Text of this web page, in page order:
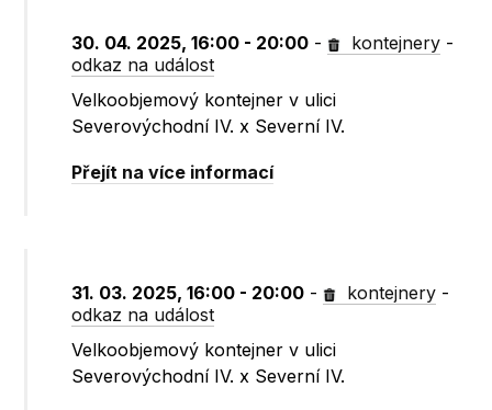
30. 04. 2025, 16:00 - 20:00 - kontejnery -
odkaz na událost
Velkoobjemový kontejner v ulici
Severovýchodní IV. x Severní IV.
Přejít na více informací
31. 03. 2025, 16:00 - 20:00 - kontejnery -
odkaz na událost
Velkoobjemový kontejner v ulici
Severovýchodní IV. x Severní IV.